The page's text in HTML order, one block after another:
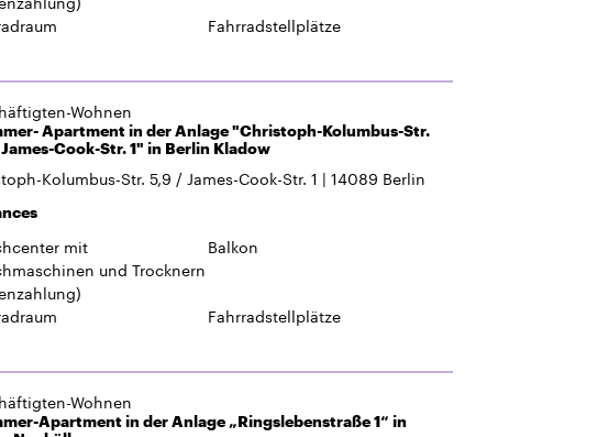
Fahrradstellplätze
Wohnen
Apartment in der Anlage "Christoph-Kolumbus-Str.
Cook-Str. 1" in Berlin Kladow
Kolumbus-Str. 5,9 / James-Cook-Str. 1 14089 Berlin
mit
und Trocknern
Balkon
Fahrradstellplätze
Wohnen
Apartment in der Anlage „Ringslebenstraße 1“ in